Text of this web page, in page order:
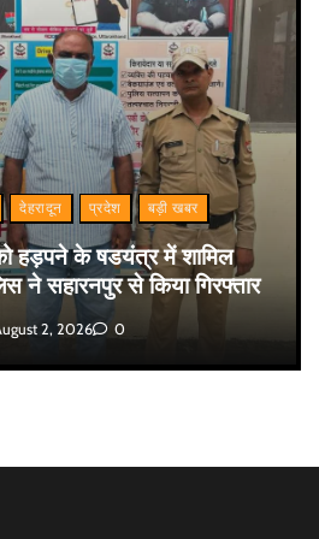
देहरादून प्रदेश बड़ी खबर
हड़पने के षडयंत्र में शामिल
ने सहारनपुर से किया गिरफ्तार
2, 2026 0